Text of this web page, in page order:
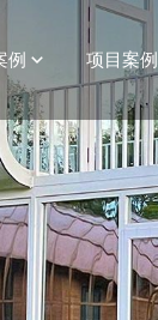
例 项目案例